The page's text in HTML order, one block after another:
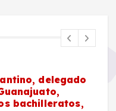
delegado
bachilleratos,